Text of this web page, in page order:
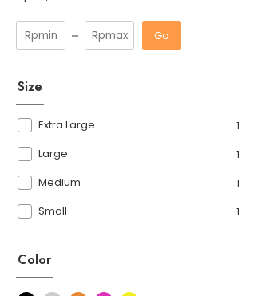
Go
Size
Extra Large
1
Large
1
Medium
1
Small
1
Color